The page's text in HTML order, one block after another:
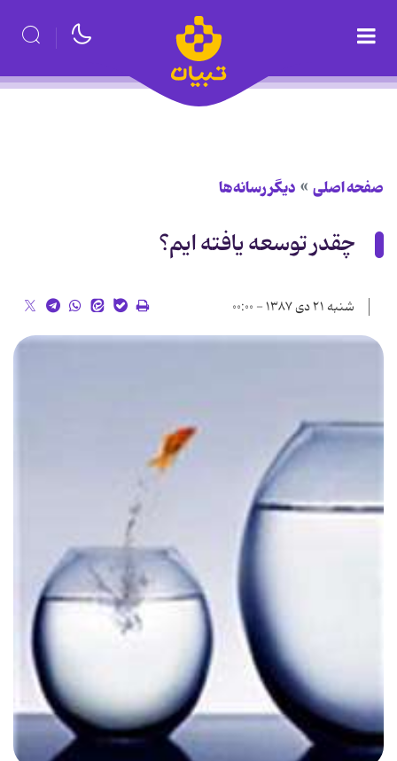
صفحه اصلی دیگر رسانه‌ها
چقدر توسعه یافته ایم؟
شنبه ۲۱ دی ۱۳۸۷ - ۰۰:۰۰